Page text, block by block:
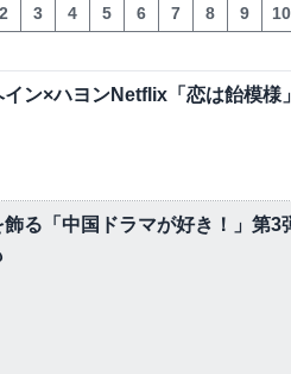
2 3 4 5 6 7 8 9 10
イン×ハヨンNetflix「恋は飴模
飾る「中国ドラマが好き！」第